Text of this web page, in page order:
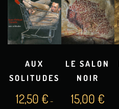
AUX
SOLITUDES
12,50€ –
LE SALON
NOIR
15,00€